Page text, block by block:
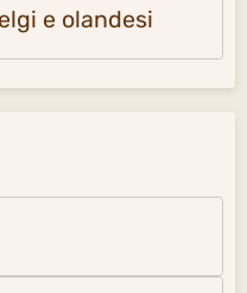
e olandesi